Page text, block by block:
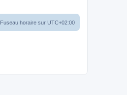
Fuseau horaire sur UTC+02:00